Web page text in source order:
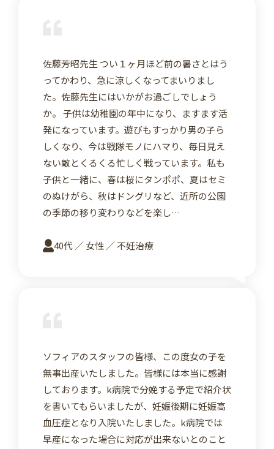
佐藤芳昭先生 つい１ヶ月ほど前の暑さとはう
ってかわり、急に涼しくなってまいりまし
た。佐藤先生にはいかがお過ごしでしょう
か。 子供は幼稚園の年中になり、ますます活
発になっています。遊びもすっかり男の子ら
しくなり、今は戦隊モノにハマり、毎日見え
ない敵とくるくる忙しく戦っています。私も
子供と一緒に、春は桜にタンポポ、夏はセミ
のぬけがら、秋はドングリなど、近所の公園
の季節の移り変わりなどを楽し…
40代 ／ 女性 ／ 不妊治療
ソフィアのスタッフの皆様、この度女の子を
無事出産いたしました。皆様には本当に感謝
しております。k病院で分娩する予定で紹介状
を書いてもらいましたが、妊娠後期に妊娠高
血圧症となり入院いたしました。k病院では
早産になった場合に対応が出来ないとのこと